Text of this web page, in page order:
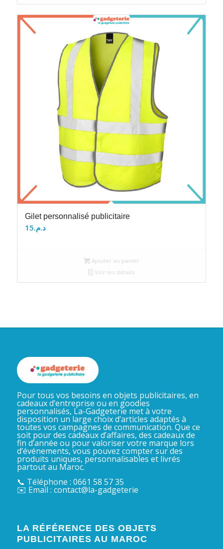
Gilet personnalisé publicitaire
د.م.15
Ajouter au panier
Voir les détails
Pour tous vos besoins en objets publicitaires, en
cadeaux d’entreprise ou en goodies
personnalisés, La-Gadgeterie met à votre
disposition un large choix d’articles adaptés à
toutes vos campagnes de communication. Que ce
soit pour des cadeaux d’affaires, des cadeaux de
fin d’année ou pour valoriser votre marque lors
d’événements, vous pouvez compter sur des
produits uniques, personnalisables et livrés
partout au Maroc.
📞 Téléphone : 0661 58 57 35
✉️ Email : contact@la-gadgeterie
LA RÉFÉRENCE DES OBJETS
PUBLICITAIRES AU MAROC